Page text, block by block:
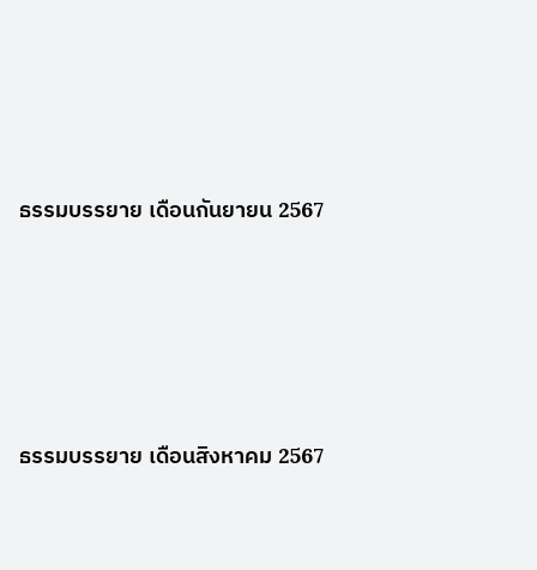
ธรรมบรรยาย เดือนกันยายน 2567
ธรรมบรรยาย เดือนสิงหาคม 2567